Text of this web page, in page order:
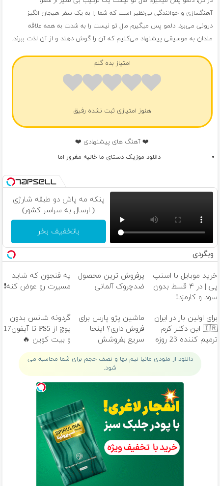
آهنگسازی و خوانندگی بی‌نظیر است که شما را به یک سفر هیجان انگیز
درونی می‌برد. دلمو پس میگیرم مال تو نیست را به شدت به همه علاقه
مندان به موسیقی پیشنهاد می‌کنیم که آن را گوش دهند و از آن لذت ببرند.
امتیاز بده گلم
هنوز امتیازی ثبت نشده رفیق
❤️ آهنگ های پیشنهادی ❤️
دانلود موزیک دستای ما خالیه مغرور اما
پنکه مه پاش دو طبقه شارژی
( ارسال به سراسر کشور)
باتخفیف بخر
وبگردی
خرید موبایل با اسنپ
پی | در ۴ قسط بدون
سود و کارمزد!
پرفروش ترین محصول
ضدچروک آلمانی
یه فنجون که شاید
مسیرت رو عوض کنه❗
برای اولین بار در ایران
🇮🇷 این دکتر کرم
ترمیم کننده 23 روزه
ماشین پژو پارس برای
فروش داری؟ اینجا
سریع بفروشش
گردونه شانس بدون
پوچ از PS5 تا آیفون17
و بیت کوین 🔥
دانلود از ملودی مانیا نیم بها و نصف حجم برای شما محاسبه می
شود.